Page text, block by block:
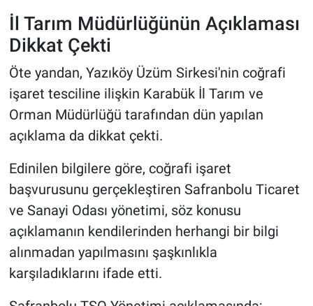
İl Tarım Müdürlüğünün Açıklaması
Dikkat Çekti
Öte yandan, Yazıköy Üzüm Sirkesi'nin coğrafi
işaret tesciline ilişkin Karabük İl Tarım ve
Orman Müdürlüğü tarafından dün yapılan
açıklama da dikkat çekti.
Edinilen bilgilere göre, coğrafi işaret
başvurusunu gerçekleştiren Safranbolu Ticaret
ve Sanayi Odası yönetimi, söz konusu
açıklamanın kendilerinden herhangi bir bilgi
alınmadan yapılmasını şaşkınlıkla
karşıladıklarını ifade etti.